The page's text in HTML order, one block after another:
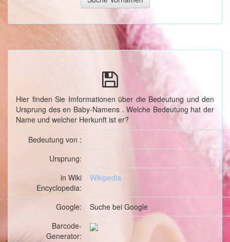
Hier finden Sie Imformationen über die Bedeutung und den
Ursprung des en Baby-Namens . Welche Bedeutung hat der
Name und welcher Herkunft ist er?
Bedeutung von :
Ursprung:
in Wiki
Encyclopedia:
Wikipedia
Google: Suche bei Google
Barcode-
Generator: